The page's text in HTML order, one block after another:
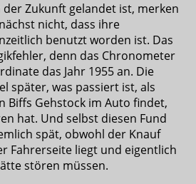
Zukunft gelandet ist, merken
nicht, dass ihre
benutzt worden ist. Das
denn das Chronometer
das Jahr 1955 an. Die
später, was passiert ist, als
Biffs Gehstock im Auto findet,
hat. Und selbst diesen Fund
spät, obwohl der Knauf
Fahrerseite liegt und eigentlich
stören müssen.